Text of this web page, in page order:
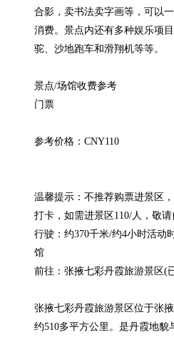
合影，卖书法卖字画等，可以
消费。景点内还有多种娱乐项
驼、沙地跑车和滑翔机等等。
景点/场馆收费参考
门票
参考价格：CNY110
温馨提示：不推荐购票进景区
打卡，如需进景区110/人，敬请
行驶：约370千米/约4小时活动
馆
前往：张掖七彩丹霞旅游景区(
张掖七彩丹霞旅游景区位于张
约510多平方公里。是丹霞地貌